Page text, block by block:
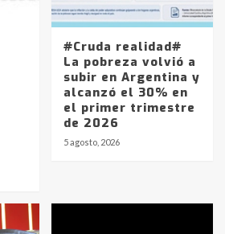
#Cruda realidad#
La pobreza volvió a
subir en Argentina y
alcanzó el 30% en
el primer trimestre
de 2026
5 agosto, 2026